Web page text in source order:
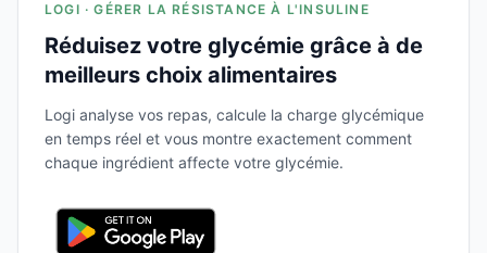
LOGI · GÉRER LA RÉSISTANCE À L'INSULINE
Réduisez votre glycémie grâce à de
meilleurs choix alimentaires
Logi analyse vos repas, calcule la charge glycémique
en temps réel et vous montre exactement comment
chaque ingrédient affecte votre glycémie.